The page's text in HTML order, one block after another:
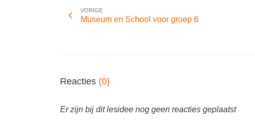
VORIGE
Museum en School voor groep 6
Reacties (0)
Er zijn bij dit lesidee nog geen reacties geplaatst